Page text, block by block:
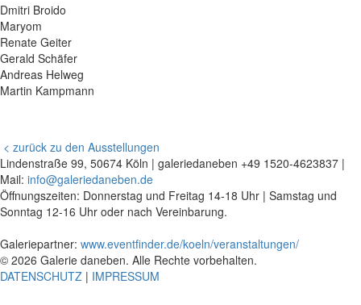
Dmitri Broido
Maryom
Renate Geiter
Gerald Schäfer
Andreas Helweg
Martin Kampmann
< zurück zu den Ausstellungen
Lindenstraße 99, 50674 Köln | galeriedaneben +49 1520-4623837 |
Mail: info@galeriedaneben.de
Öffnungszeiten: Donnerstag und Freitag 14-18 Uhr | Samstag und
Sonntag 12-16 Uhr oder nach Vereinbarung.
Galeriepartner: www.eventfinder.de/koeln/veranstaltungen/
© 2026 Galerie daneben. Alle Rechte vorbehalten.
DATENSCHUTZ | IMPRESSUM